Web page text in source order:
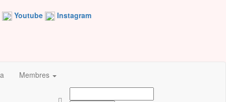
Youtube Instagram
Membres